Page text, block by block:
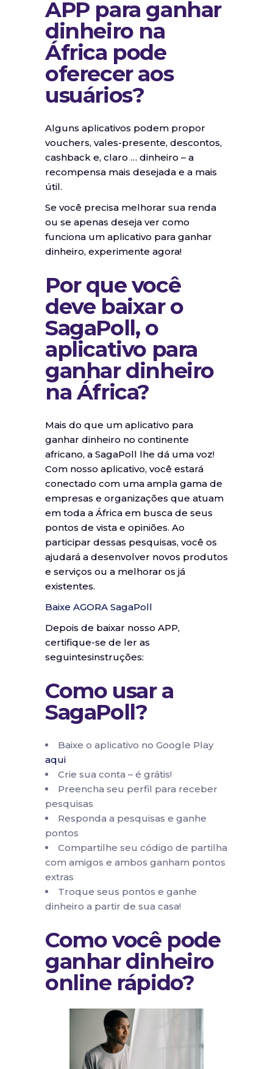
APP para ganhar
dinheiro na
África pode
oferecer aos
usuários?
Alguns aplicativos podem propor
vouchers, vales-presente, descontos,
cashback e, claro … dinheiro – a
recompensa mais desejada e a mais
útil.
Se você precisa melhorar sua renda
ou se apenas deseja ver como
funciona um aplicativo para ganhar
dinheiro, experimente agora!
Por que você
deve baixar o
SagaPoll, o
aplicativo para
ganhar dinheiro
na África?
Mais do que um aplicativo para
ganhar dinheiro no continente
africano, a SagaPoll lhe dá uma voz!
Com nosso aplicativo, você estará
conectado com uma ampla gama de
empresas e organizações que atuam
em toda a África em busca de seus
pontos de vista e opiniões. Ao
participar dessas pesquisas, você os
ajudará a desenvolver novos produtos
e serviços ou a melhorar os já
existentes.
Baixe AGORA SagaPoll
Depois de baixar nosso APP,
certifique-se de ler as
seguintesinstruções:
Como usar a
SagaPoll?
Baixe o aplicativo no Google Play
aqui
Crie sua conta – é grátis!
Preencha seu perfil para receber
pesquisas
Responda a pesquisas e ganhe
pontos
Compartilhe seu código de partilha
com amigos e ambos ganham pontos
extras
Troque seus pontos e ganhe
dinheiro a partir de sua casa!
Como você pode
ganhar dinheiro
online rápido?